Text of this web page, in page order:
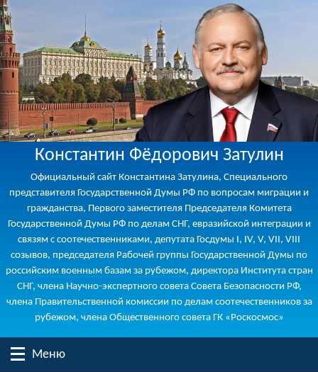
Константин Фёдорович Затулин
Официальный сайт Константина Затулина, Специального
представителя Государственной Думы РФ по вопросам миграции и
гражданства, Первого заместителя Председателя Комитета
Государственной Думы РФ по делам СНГ, евразийской интеграции и
связям с соотечественниками, депутата Госдумы I, IV, V, VII, VIII
созывов, председателя Рабочей группы Государственной Думы по
российским военным базам за рубежом, директора Института стран
СНГ, члена Научно-экспертного совета Совета Безопасности РФ,
члена Правительственной комиссии по делам соотечественников за
рубежом, члена Общественного совета ГК «Роскосмос»
Меню